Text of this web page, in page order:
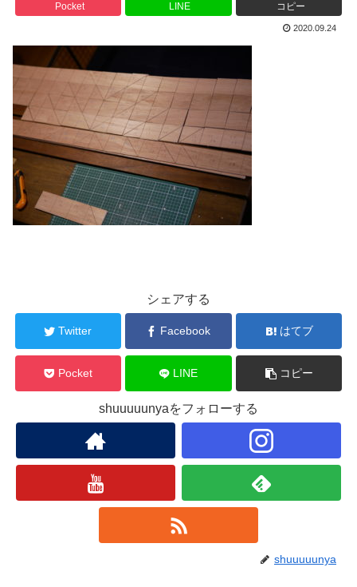
Pocket LINE コピー
2020.09.24
シェアする
Twitter Facebook はてブ
Pocket LINE コピー
shuuuuunyaをフォローする
shuuuuunya